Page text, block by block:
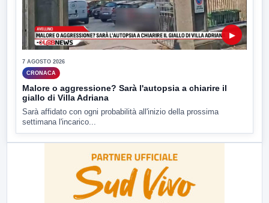
▶
7 AGOSTO 2026
CRONACA
Malore o aggressione? Sarà l'autopsia a chiarire il
giallo di Villa Adriana
Sarà affidato con ogni probabilità all'inizio della prossima
settimana l'incarico...